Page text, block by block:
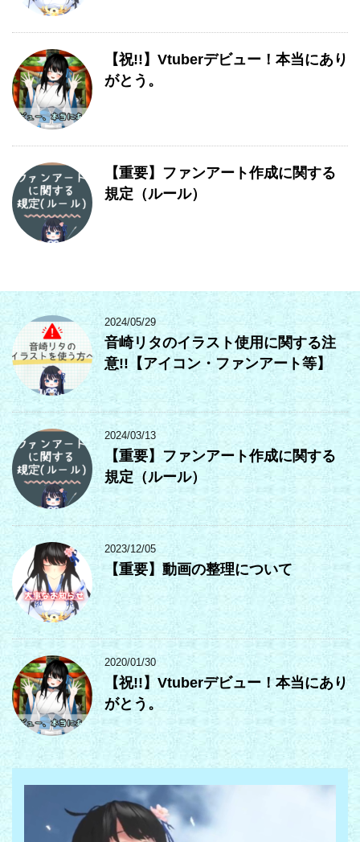
【祝!!】Vtuberデビュー！本当にあり
がとう。
【重要】ファンアート作成に関する
規定（ルール）
2024/05/29
音崎リタのイラスト使用に関する注
意!!【アイコン・ファンアート等】
2024/03/13
【重要】ファンアート作成に関する
規定（ルール）
2023/12/05
【重要】動画の整理について
2020/01/30
【祝!!】Vtuberデビュー！本当にあり
がとう。